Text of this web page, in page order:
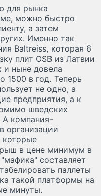
для рынка
можно быстро
а затем
Именно так
Baltreiss, которая 6
плит OSB из Латвии
ныне довела
1500 в год. Теперь
не одно, а
предприятия, а к
шведских
А компания-
организации
которые
в цене минимум в
составляет
паллеты
такой платформы на
минуты.